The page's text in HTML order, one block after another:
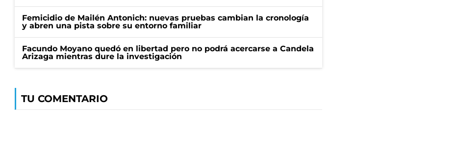
Femicidio de Mailén Antonich: nuevas pruebas cambian la cronología
y abren una pista sobre su entorno familiar
Facundo Moyano quedó en libertad pero no podrá acercarse a Candela
Arizaga mientras dure la investigación
TU COMENTARIO